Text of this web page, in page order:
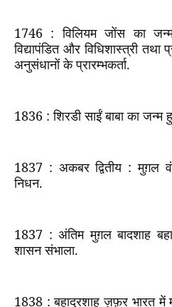
1746 :विलियम जोंस का
विद्यापंडित और विधिशास्त्री
अनुसंधानों के प्रारम्भकर्ता.
1836 :शिरडी साईं बाबा का
1837 : अकबर द्वितीय : मुग़ल
निधन.
1837 : अंतिम मुग़ल बादशाह
शासन संभाला.
1838 :बहादुरशाह ज़फ़र भारत में